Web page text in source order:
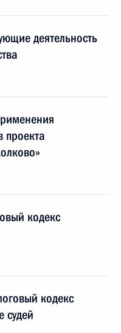
деятельность
проекта
кодекс
кодекс
судей